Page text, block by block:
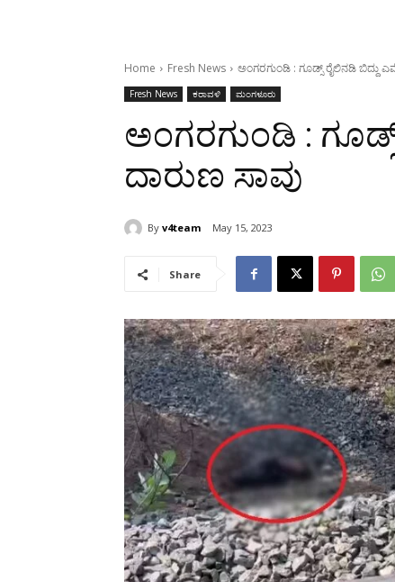
Home Fresh News ಅಂಗರಗುಂಡಿ : ಗೂಡ್ಸ್ ರೈಲಿನಡಿ ಬಿದ್ದು
Fresh News ಕರಾವಳಿ ಮಂಗಳೂರು
ಅಂಗರಗುಂಡಿ :
ದಾರುಣ ಸಾವು
By v4team May 15, 2023
Share